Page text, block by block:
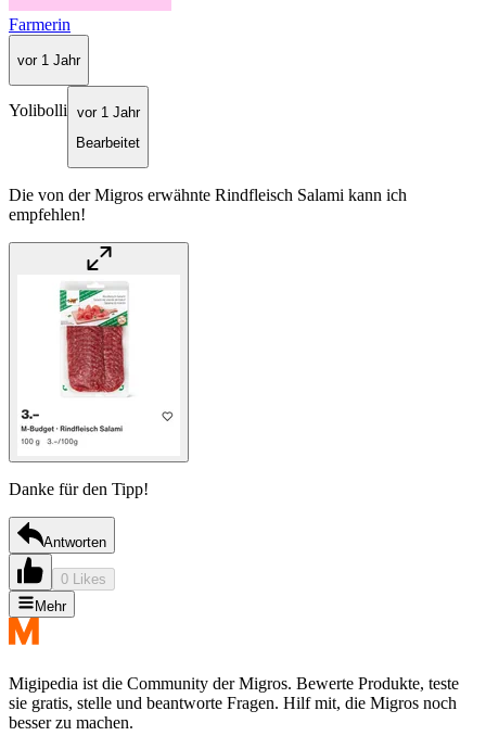
Farmerin
vor 1 Jahr
Yolibolli vor 1 Jahr
Bearbeitet
Die von der Migros erwähnte Rindfleisch Salami kann ich
empfehlen!
Danke für den Tipp!
Antworten
0 Likes
Mehr
Migipedia ist die Community der Migros. Bewerte Produkte, teste
sie gratis, stelle und beantworte Fragen. Hilf mit, die Migros noch
besser zu machen.